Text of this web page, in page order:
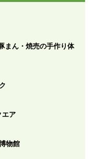
まん・焼売の手作り体
ア
物館